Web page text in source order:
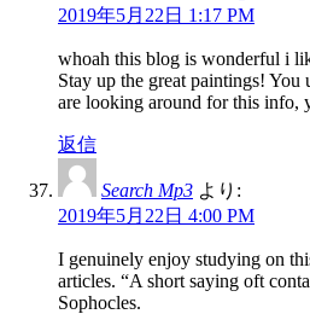
2019年5月22日 1:17 PM
whoah this blog is wonderful i
Stay up the great paintings!
are looking around for this info,
返信
Search Mp3 より:
2019年5月22日 4:00 PM
I genuinely enjoy studying on
articles. “A short saying oft
Sophocles.